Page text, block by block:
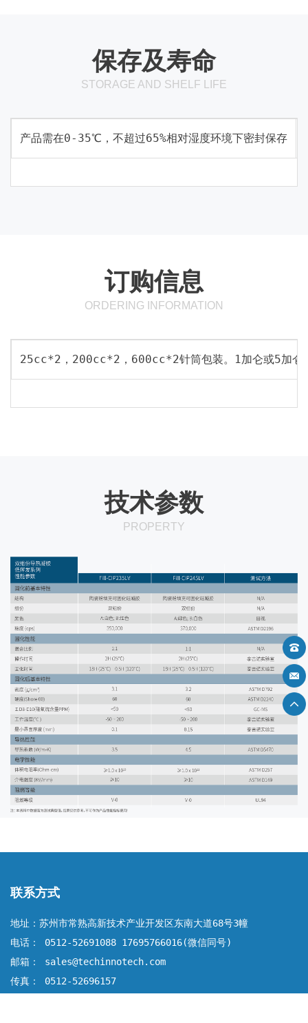
保存及寿命
STORAGE AND SHELF LIFE
产品需在0-35℃，不超过65%相对湿度环境下密封保存
订购信息
ORDERING INFORMATION
25cc*2，200cc*2，600cc*2针筒包装。1加仑或5加仑
技术参数
PROPERTY
联系方式
地址：苏州市常熟高新技术产业开发区东南大道68号3幢
电话： 0512-52691088 17695766016(微信同号)
邮箱： sales@techinnotech.com
传真： 0512-52696157